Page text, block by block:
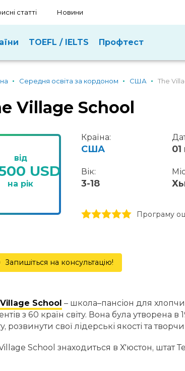
статті Новини
TOEFL / IELTS Профтест
Середня освіта за кордоном США The
Village School
від
USD
на рік
Країна:
США
Вік:
3-18
5 stars
4 stars
3 stars
2 stars
1 stars Програму
Запишіться на консультацію!
School – школа–пансіон для
з 60 країн світу. Вона була утворена
розвинути свої лідерські якості та
School знаходиться в Х'юстон, штат